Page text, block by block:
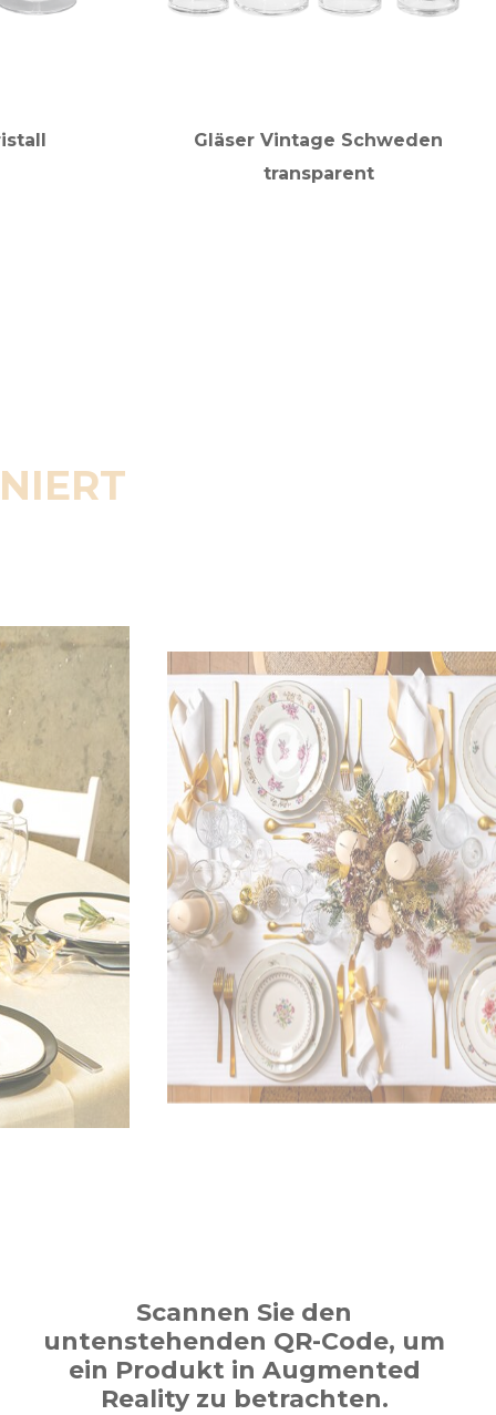
Gläser Vintage Schweden
transparent
Scannen Sie den
untenstehenden QR-Code, um
ein Produkt in Augmented
Reality zu betrachten.